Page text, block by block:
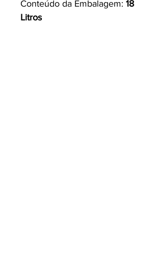
Conteúdo da Embalagem: 18
Litros